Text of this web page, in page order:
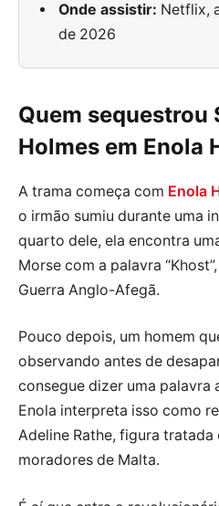
Onde assistir: Netflix,
de 2026
Quem sequestrou
Holmes em Enola
A trama começa com Enola
o irmão sumiu durante uma
quarto dele, ela encontra
Morse com a palavra
Guerra Anglo-Afegã.
Pouco depois, um homem
observando antes de
consegue dizer uma palavra
Enola interpreta isso como
Adeline Rathe, figura
moradores de Malta.